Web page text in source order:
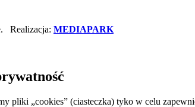
Realizacja: MEDIAPARK
pliki „cookies” (ciasteczka) tyko w celu